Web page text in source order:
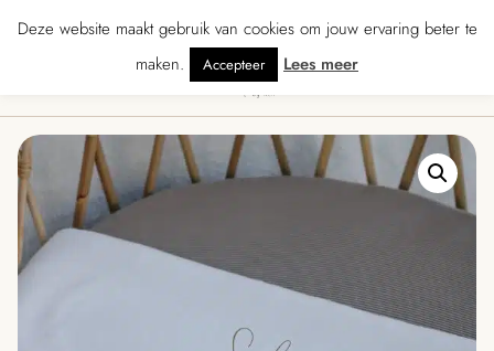
· Gratis verzending vanaf € 70 · Gratis kaartje met je bestelling •
Deze website maakt gebruik van cookies om jouw ervaring beter te
maken.
Accepteer Lees meer